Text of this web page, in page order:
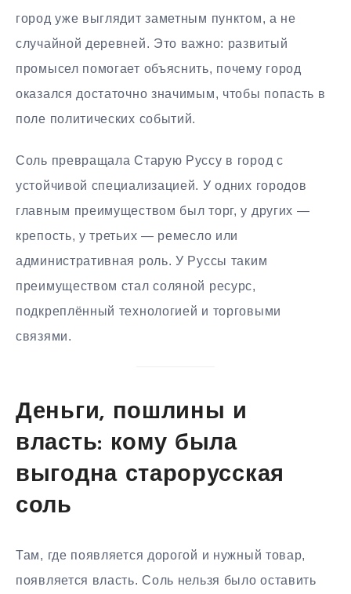
город уже выглядит заметным пунктом, а не
случайной деревней. Это важно: развитый
промысел помогает объяснить, почему город
оказался достаточно значимым, чтобы попасть в
поле политических событий.
Соль превращала Старую Руссу в город с
устойчивой специализацией. У одних городов
главным преимуществом был торг, у других —
крепость, у третьих — ремесло или
административная роль. У Руссы таким
преимуществом стал соляной ресурс,
подкреплённый технологией и торговыми
связями.
Деньги, пошлины и
власть: кому была
выгодна старорусская
соль
Там, где появляется дорогой и нужный товар,
появляется власть. Соль нельзя было оставить